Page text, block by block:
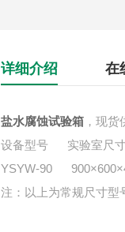
详细介绍 在
盐水腐蚀试验箱 ，现货
设备型号 实验室尺
YSYW-90
注：以上为常规尺寸型